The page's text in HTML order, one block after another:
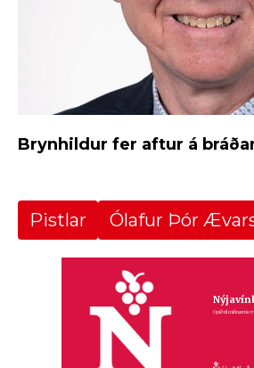
Brynhildur fer aftur á
Pistlar Ólafur Þór